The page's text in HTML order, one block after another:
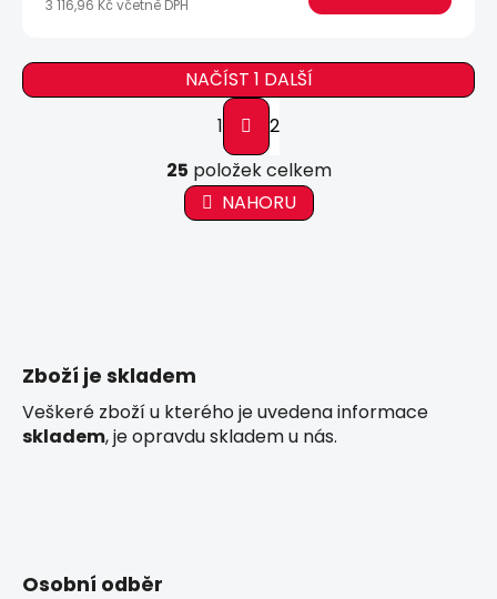
3 116,96 Kč včetně DPH
O
v
l
á
k
y
NAČÍST 1 DALŠÍ
S
t
r
á
n
k
1
2
25 položek celkem
NAHORU
Zboží je skladem
Veškeré zboží u kterého je uvedena informace
skladem, je opravdu skladem u nás.
Osobní odběr